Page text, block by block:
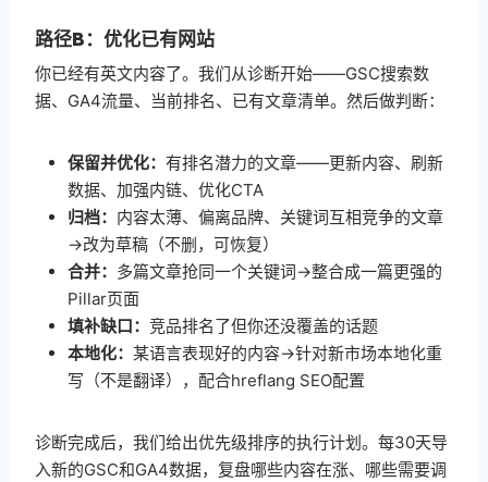
路径B：优化已有网站
你已经有英文内容了。我们从诊断开始——GSC搜索数
据、GA4流量、当前排名、已有文章清单。然后做判断：
保留并优化： 有排名潜力的文章——更新内容、刷新
数据、加强内链、优化CTA
归档： 内容太薄、偏离品牌、关键词互相竞争的文章
→改为草稿（不删，可恢复）
合并： 多篇文章抢同一个关键词→整合成一篇更强的
Pillar页面
填补缺口： 竞品排名了但你还没覆盖的话题
本地化： 某语言表现好的内容→针对新市场本地化重
写（不是翻译），配合hreflang SEO配置
诊断完成后，我们给出优先级排序的执行计划。每30天导
入新的GSC和GA4数据，复盘哪些内容在涨、哪些需要调